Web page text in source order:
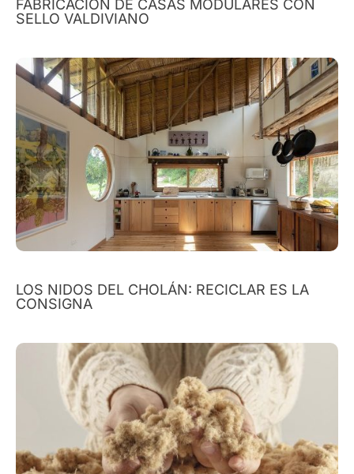
FABRICACIÓN DE CASAS MODULARES CON
SELLO VALDIVIANO
LOS NIDOS DEL CHOLÁN: RECICLAR ES LA
CONSIGNA